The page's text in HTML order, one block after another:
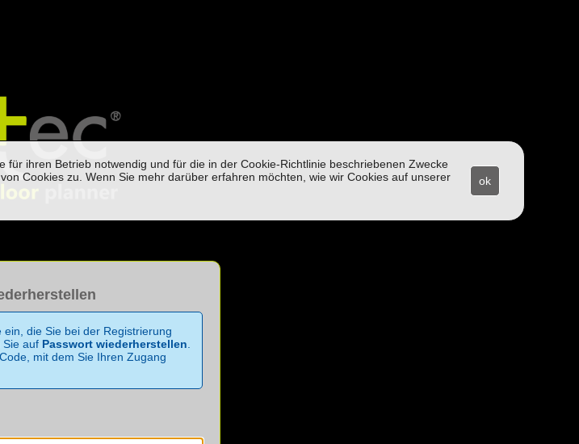
die Sie bei der Registrierung
Sie auf Passwort wiederherstellen
mit dem Sie Ihren Zugang
ok
ihren Betrieb notwendig und für die in der Cookie-Richtlinie beschriebenen Zwecke
Cookies zu. Wenn Sie mehr darüber erfahren möchten, wie wir Cookies auf unserer